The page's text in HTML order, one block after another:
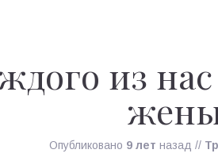
из
Опубликовано 9 лет назад //